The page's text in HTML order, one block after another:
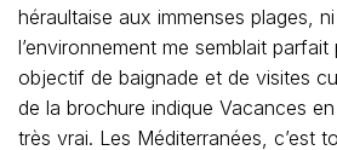
héraultaise aux immenses plages,
l’environnement me semblait
objectif de baignade et de visites
de la brochure indique Vacances
très vrai. Les Méditerranées, c’est